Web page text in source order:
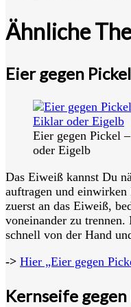
Ähnliche
Eier gegen Pickel
Eier gegen Pickel
oder Eigelb
Das Eiweiß kannst Du
auftragen und
zuerst an das Eiweiß,
voneinander zu
schnell von der Hand
-> Hier „Eier gegen
Kernseife gegen